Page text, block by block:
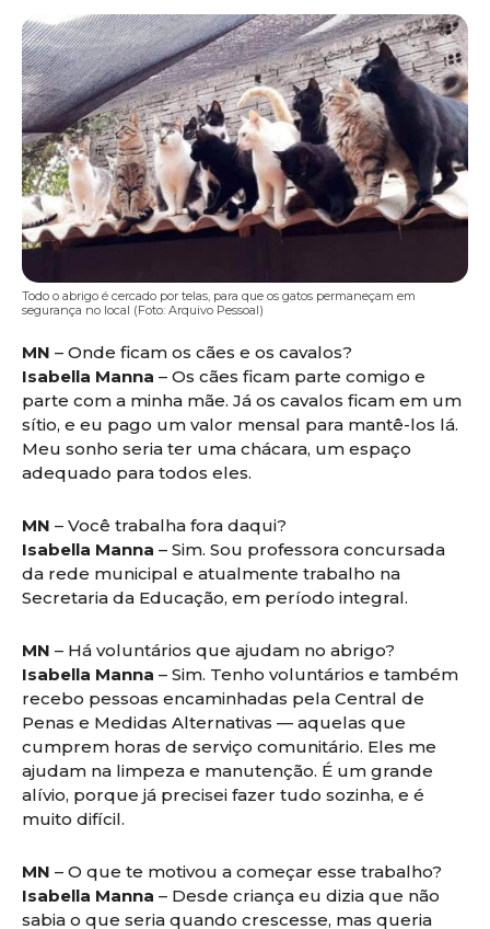
Todo o abrigo é cercado por telas, para que os gatos permaneçam em
segurança no local (Foto: Arquivo Pessoal)
MN – Onde ficam os cães e os cavalos?
Isabella Manna – Os cães ficam parte comigo e
parte com a minha mãe. Já os cavalos ficam em um
sítio, e eu pago um valor mensal para mantê-los lá.
Meu sonho seria ter uma chácara, um espaço
adequado para todos eles.
MN – Você trabalha fora daqui?
Isabella Manna – Sim. Sou professora concursada
da rede municipal e atualmente trabalho na
Secretaria da Educação, em período integral.
MN – Há voluntários que ajudam no abrigo?
Isabella Manna – Sim. Tenho voluntários e também
recebo pessoas encaminhadas pela Central de
Penas e Medidas Alternativas — aquelas que
cumprem horas de serviço comunitário. Eles me
ajudam na limpeza e manutenção. É um grande
alívio, porque já precisei fazer tudo sozinha, e é
muito difícil.
MN – O que te motivou a começar esse trabalho?
Isabella Manna – Desde criança eu dizia que não
sabia o que seria quando crescesse, mas queria